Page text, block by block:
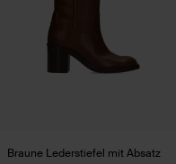
Braune Lederstiefel mit Absatz